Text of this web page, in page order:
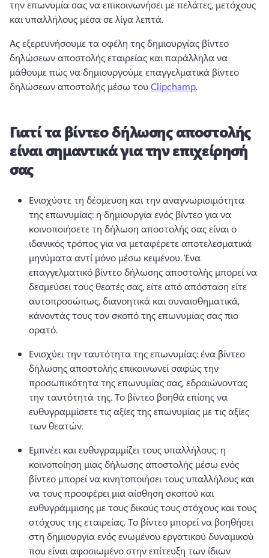
την επωνυμία σας να επικοινωνήσει με πελάτες, μετόχους
και υπαλλήλους μέσα σε λίγα λεπτά.
Ας εξερευνήσουμε τα οφέλη της δημιουργίας βίντεο
δηλώσεων αποστολής εταιρείας και παράλληλα να
μάθουμε πώς να δημιουργούμε επαγγελματικά βίντεο
δηλώσεων αποστολής μέσω του Clipchamp.
Γιατί τα βίντεο δήλωσης αποστολής
είναι σημαντικά για την επιχείρησή
σας
Ενισχύστε τη δέσμευση και την αναγνωρισιμότητα
της επωνυμίας: η δημιουργία ενός βίντεο για να
κοινοποιήσετε τη δήλωση αποστολής σας είναι ο
ιδανικός τρόπος για να μεταφέρετε αποτελεσματικά
μηνύματα αντί μόνο μέσω κειμένου. Ένα
επαγγελματικό βίντεο δήλωσης αποστολής μπορεί να
δεσμεύσει τους θεατές σας, είτε από απόσταση είτε
αυτοπροσώπως, διανοητικά και συναισθηματικά,
κάνοντάς τους τον σκοπό της επωνυμίας σας πιο
ορατό.
Ενισχύει την ταυτότητα της επωνυμίας: ένα βίντεο
δήλωσης αποστολής επικοινωνεί σαφώς την
προσωπικότητα της επωνυμίας σας, εδραιώνοντας
την ταυτότητά της. Το βίντεο βοηθά επίσης να
ευθυγραμμίσετε τις αξίες της επωνυμίας με τις αξίες
των θεατών.
Εμπνέει και ευθυγραμμίζει τους υπαλλήλους: η
κοινοποίηση μιας δήλωσης αποστολής μέσω ενός
βίντεο μπορεί να κινητοποιήσει τους υπαλλήλους και
να τους προσφέρει μια αίσθηση σκοπού και
ευθυγράμμισης με τους δικούς τους στόχους και τους
στόχους της εταιρείας. Το βίντεο μπορεί να βοηθήσει
στη δημιουργία ενός ενωμένου εργατικού δυναμικού
που είναι αφοσιωμένο στην επίτευξη των ίδιων